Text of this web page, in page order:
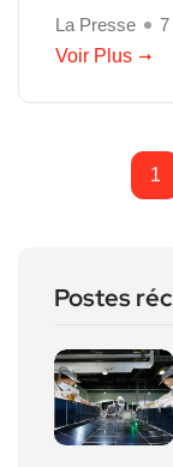
La Presse
7
Voir Plus
1
Postes